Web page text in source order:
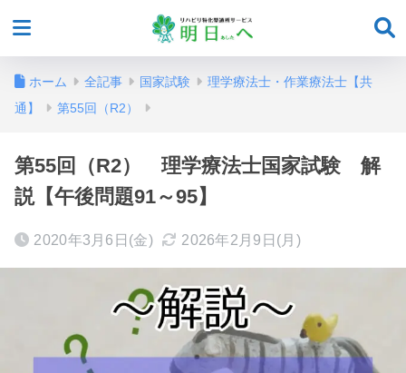
ホーム 全記事 国家試験
理学療法士・作業療法士【共
通】
第55回（R2）
第55回（R2） 理学療法士国家試験 解
説【午後問題91～95】
2020年3月6日(金) 2026年2月9日(月)